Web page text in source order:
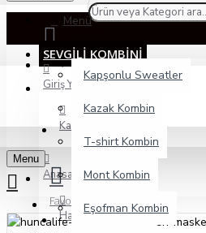
Anasayfa
Hakkımızda
Giriş Yap
Favorilerim
Menü
SEVGİLİ KOMBİNİ
Kapşonlu Sweatler
Kazak Kombin
T-shirt Kombin
Mont Kombin
Eşofman Kombin
Giriş Yap
Kayıt Ol
Menu